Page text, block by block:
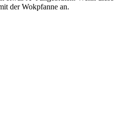
der Wokpfanne an.